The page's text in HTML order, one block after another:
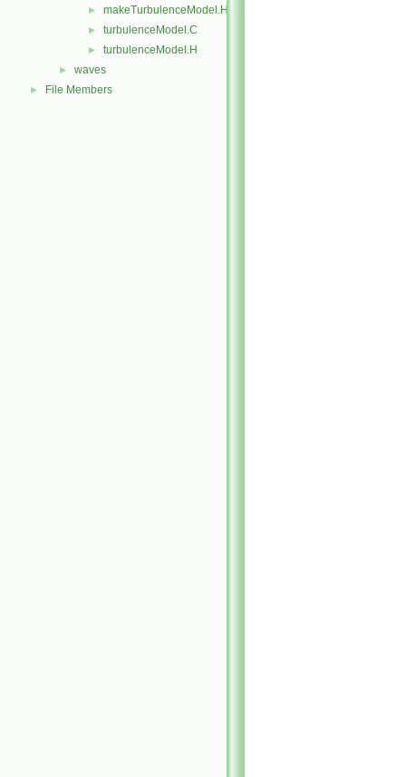
► makeTurbulenceModel.H
► turbulenceModel.C
► turbulenceModel.H
► waves
► File Members